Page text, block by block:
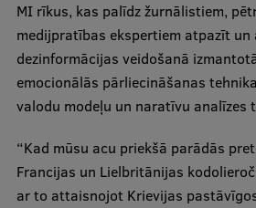
Studentu dzīve
Studiju norises vietas
Fakultātes
Mūsu cilvēki
Stratēģija
Struktūra
MI rīkus, kas palīdz žurnālistiem,
medijpratības ekspertiem atpazīt un
dezinformācijas veidošanā
emocionālās pārliecināšanas
valodu modeļu un naratīvu analīzes
“Kad mūsu acu priekšā parādās
Francijas un Lielbritānijas
ar to attaisnojot Krievijas